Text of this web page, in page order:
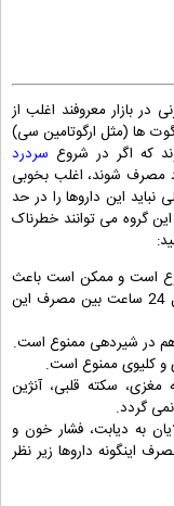
در بازار معروفند اغلب از
ها (مثل ارگوتامین سی)
که اگر در شروع سردرد
مصرف شوند، اغلب بخوبی
این داروها را در حد
گروه می توانند خطرناک
است و ممکن است باعث
سکته مغزی یا حوادث قلبی شود. باید حداقل 24 ساعت بین مصرف این
هم در شیردهی ممنوع است.
و کلیوی ممنوع است.
سکته قلبی، آنژین
گردد.
و مبتلایان به دیابت، فشار خون و
اینگونه داروها زیر نظر